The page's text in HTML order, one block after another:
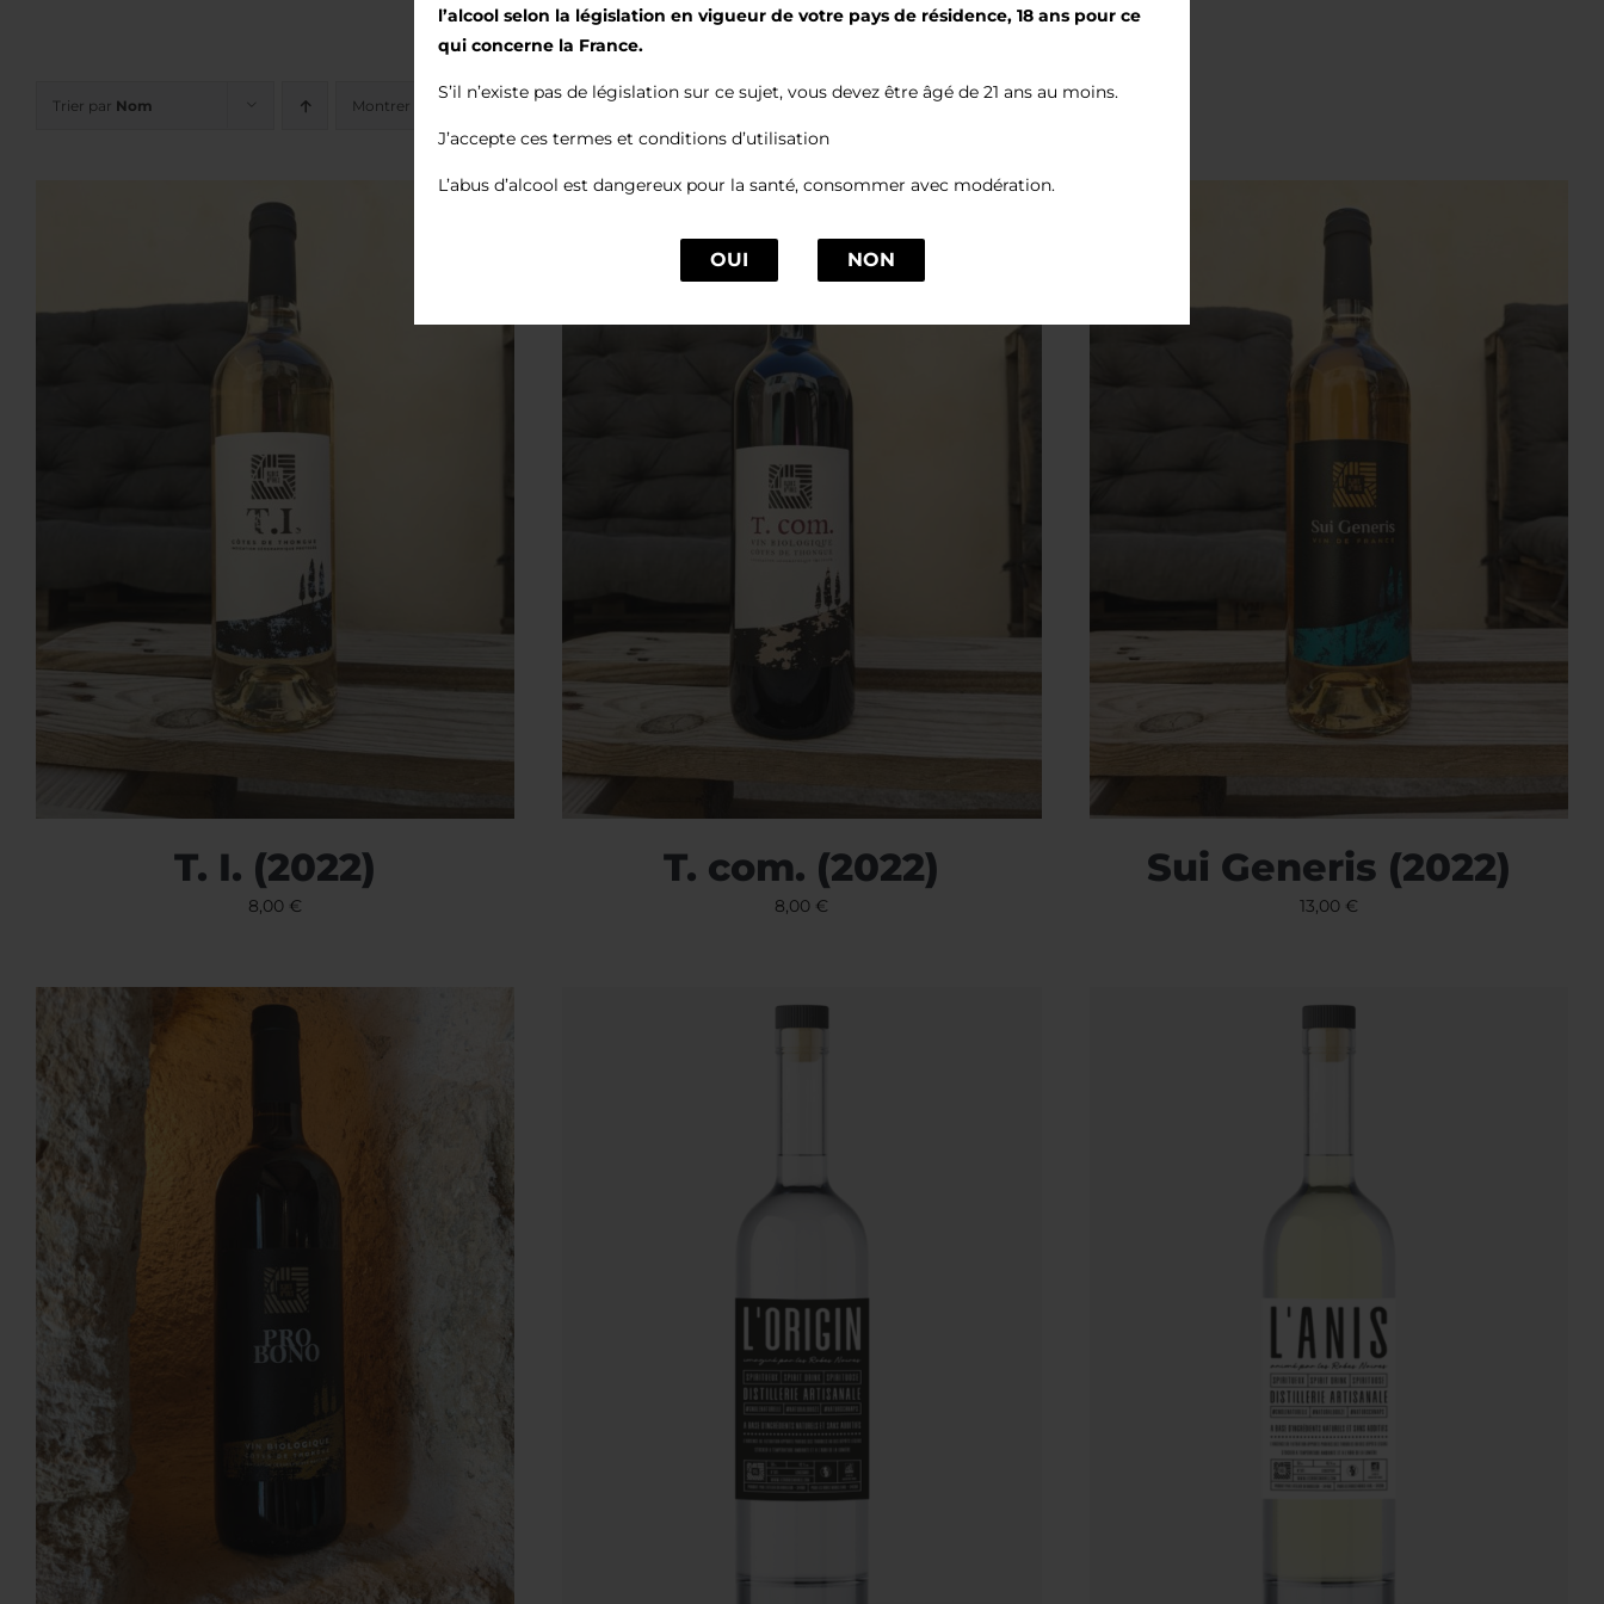
l’alcool selon la législation en vigueur de votre pays de résidence, 18 ans pour ce
qui concerne la France.
S’il n’existe pas de législation sur ce sujet, vous devez être âgé de 21 ans au moins.
J’accepte ces termes et conditions d’utilisation
L’abus d’alcool est dangereux pour la santé, consommer avec modération.
OUI NON
Trier par Nom Montrer
T. I. (2022)
8,00 €
T. com. (2022)
8,00 €
Sui Generis (2022)
13,00 €